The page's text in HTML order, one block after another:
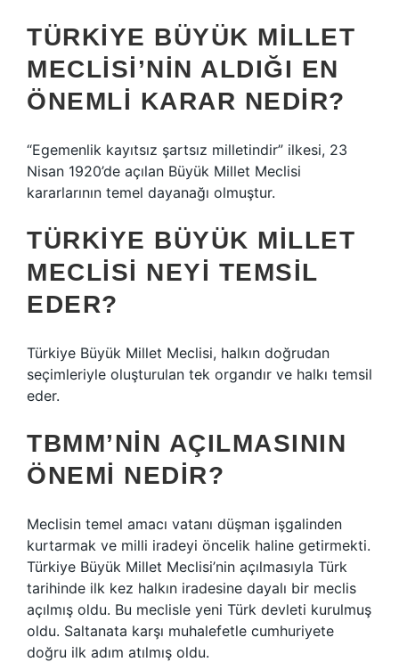
TÜRKIYE BÜYÜK MILLET
MECLISI’NIN ALDIĞI EN
ÖNEMLI KARAR NEDIR?
“Egemenlik kayıtsız şartsız milletindir” ilkesi, 23
Nisan 1920’de açılan Büyük Millet Meclisi
kararlarının temel dayanağı olmuştur.
TÜRKIYE BÜYÜK MILLET
MECLISI NEYI TEMSIL
EDER?
Türkiye Büyük Millet Meclisi, halkın doğrudan
seçimleriyle oluşturulan tek organdır ve halkı temsil
eder.
TBMM’NIN AÇILMASININ
ÖNEMI NEDIR?
Meclisin temel amacı vatanı düşman işgalinden
kurtarmak ve milli iradeyi öncelik haline getirmekti.
Türkiye Büyük Millet Meclisi’nin açılmasıyla Türk
tarihinde ilk kez halkın iradesine dayalı bir meclis
açılmış oldu. Bu meclisle yeni Türk devleti kurulmuş
oldu. Saltanata karşı muhalefetle cumhuriyete
doğru ilk adım atılmış oldu.